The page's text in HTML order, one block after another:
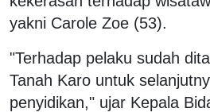
yakni Carole Zoe (53).
"Terhadap pelaku sudah
Tanah Karo untuk
penyidikan," ujar Kepala